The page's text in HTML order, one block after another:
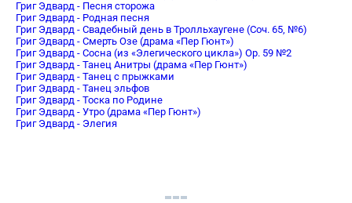
Григ Эдвард - Песня сторожа
Григ Эдвард - Родная песня
Григ Эдвард - Свадебный день в Тролльхаугене (Соч. 65, №6)
Григ Эдвард - Смерть Озе (драма «Пер Гюнт»)
Григ Эдвард - Сосна (из «Элегического цикла») Ор. 59 №2
Григ Эдвард - Танец Анитры (драма «Пер Гюнт»)
Григ Эдвард - Танец с прыжками
Григ Эдвард - Танец эльфов
Григ Эдвард - Тоска по Родине
Григ Эдвард - Утро (драма «Пер Гюнт»)
Григ Эдвард - Элегия